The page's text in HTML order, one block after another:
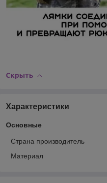
Скрыть
Характеристики
Основные
Страна производитель
Материал